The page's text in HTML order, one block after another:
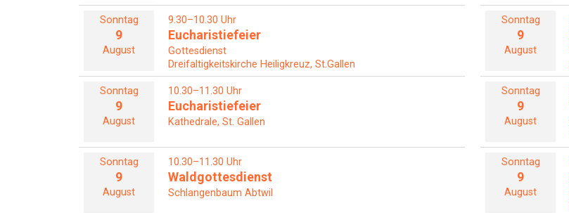
Sonntag
9
August
9.30–10.30 Uhr
Eucharistiefeier
Gottesdienst
Dreifaltigkeitskirche Heiligkreuz, St.Gallen
Sonntag
9
August
Sonntag
9
August
10.30–11.30 Uhr
Eucharistiefeier
Kathedrale, St. Gallen
Sonntag
9
August
Sonntag
9
August
10.30–11.30 Uhr
Waldgottesdienst
Schlangenbaum Abtwil
Sonntag
9
August